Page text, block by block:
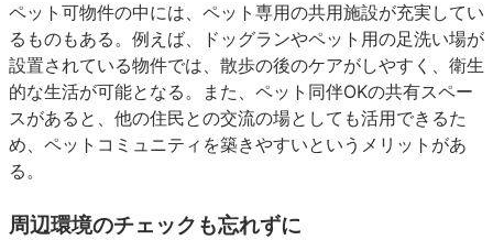
ペット可物件の中には、ペット専用の共用施設が充実してい
るものもある。例えば、ドッグランやペット用の足洗い場が
設置されている物件では、散歩の後のケアがしやすく、衛生
的な生活が可能となる。また、ペット同伴OKの共有スペー
スがあると、他の住民との交流の場としても活用できるた
め、ペットコミュニティを築きやすいというメリットがあ
る。
周辺環境のチェックも忘れずに